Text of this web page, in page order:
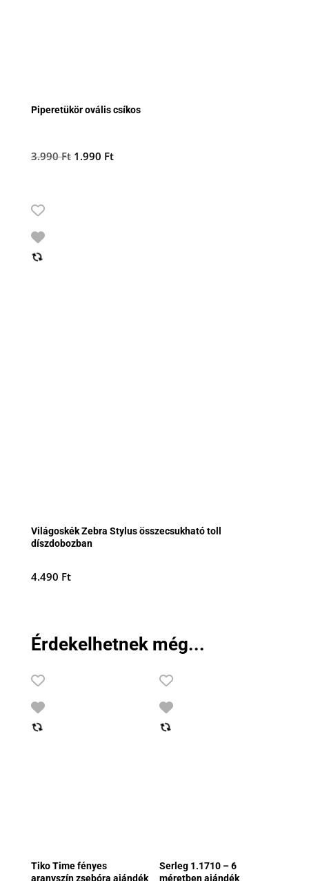
Piperetükör ovális csíkos
3.990Ft Original
1.990 FtCurrent
Világoskék Zebra Stylus összecsukható toll
díszdobozban
4.490 Ft
Érdekelhetnek még...
Tiko Time fényes
aranyszín zsebóra ajándék
Serleg 1.1710 – 6
méretben ajándék